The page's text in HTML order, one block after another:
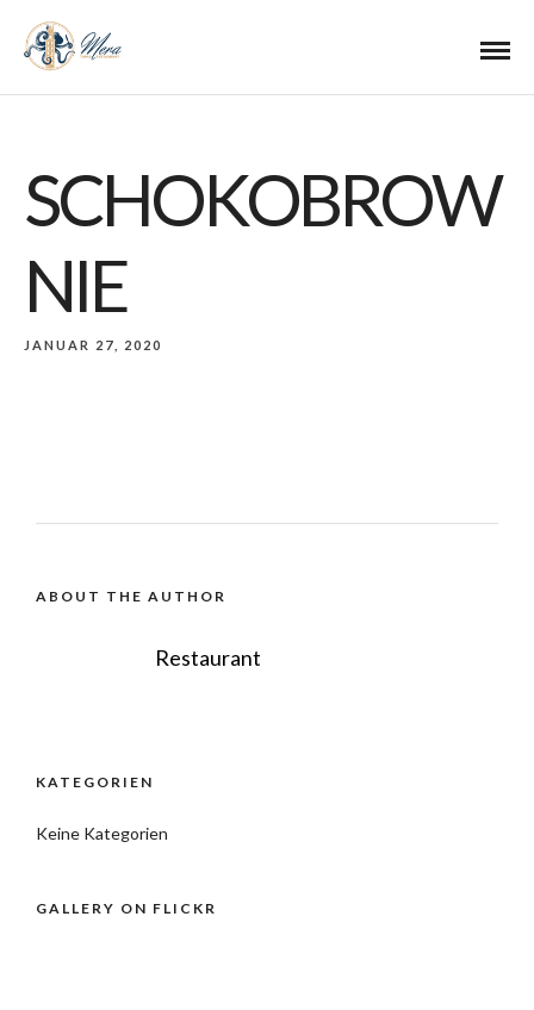
SCHOKOBROW
NIE
JANUAR 27, 2020
ABOUT THE AUTHOR
Restaurant
KATEGORIEN
Keine Kategorien
GALLERY ON FLICKR